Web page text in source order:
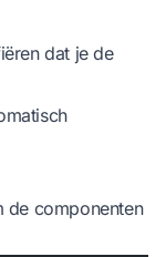
dat je de
de componenten